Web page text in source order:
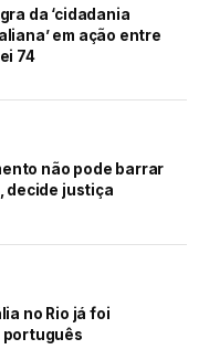
da ‘cidadania
em ação entre
74
não pode barrar
decide justiça
no Rio já foi
português